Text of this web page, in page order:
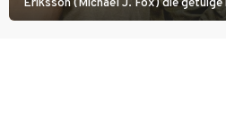
tijdens de Vietnamoorlog. Hij besluit